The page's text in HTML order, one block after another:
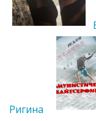
Ригина